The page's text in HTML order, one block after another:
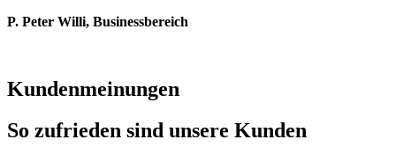
P. Peter Willi, Businessbereich
Kundenmeinungen
So zufrieden sind unsere Kunden